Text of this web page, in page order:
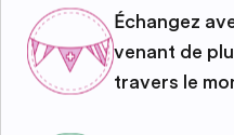
Échangez
venant de
travers le